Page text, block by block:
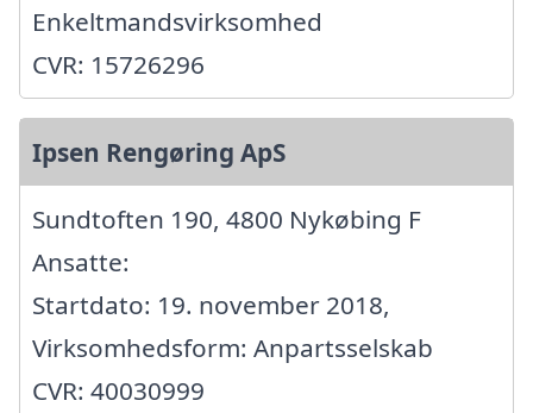
Enkeltmandsvirksomhed
CVR: 15726296
Ipsen Rengøring ApS
Sundtoften 190, 4800 Nykøbing F
Ansatte:
Startdato: 19. november 2018,
Virksomhedsform: Anpartsselskab
CVR: 40030999